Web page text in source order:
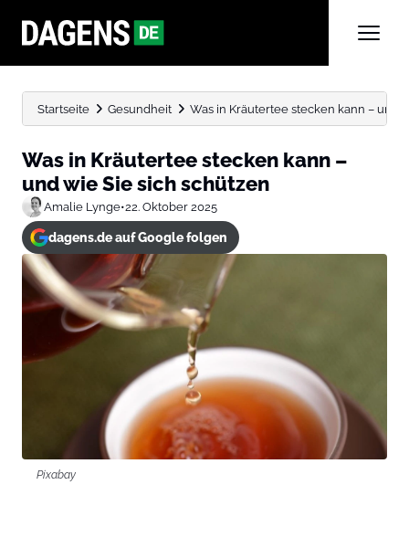
Startseite Gesundheit Was in Kräutertee stecken kann – und
Was in Kräutertee stecken kann –
und wie Sie sich schützen
Amalie Lynge•22. Oktober 2025
dagens.de auf Google folgen
Pixabay